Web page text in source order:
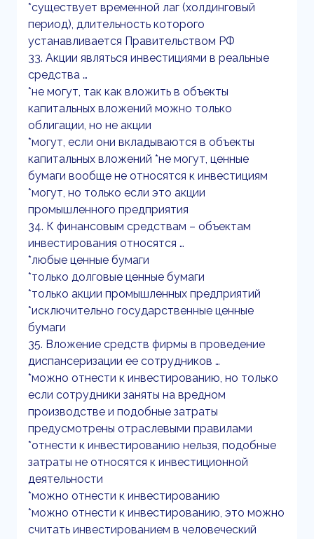
*существует временной лаг (холдинговый
период), длительность которого
устанавливается Правительством РФ
33. Акции являться инвестициями в реальные
средства …
*не могут, так как вложить в объекты
капитальных вложений можно только
облигации, но не акции
*могут, если они вкладываются в объекты
капитальных вложений *не могут, ценные
бумаги вообще не относятся к инвестициям
*могут, но только если это акции
промышленного предприятия
34. К финансовым средствам – объектам
инвестирования относятся …
*любые ценные бумаги
*только долговые ценные бумаги
*только акции промышленных предприятий
*исключительно государственные ценные
бумаги
35. Вложение средств фирмы в проведение
диспансеризации ее сотрудников …
*можно отнести к инвестированию, но только
если сотрудники заняты на вредном
производстве и подобные затраты
предусмотрены отраслевыми правилами
*отнести к инвестированию нельзя, подобные
затраты не относятся к инвестиционной
деятельности
*можно отнести к инвестированию
*можно отнести к инвестированию, это можно
считать инвестированием в человеческий